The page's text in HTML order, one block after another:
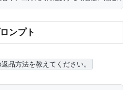
ンプト
品方法を教えてください。